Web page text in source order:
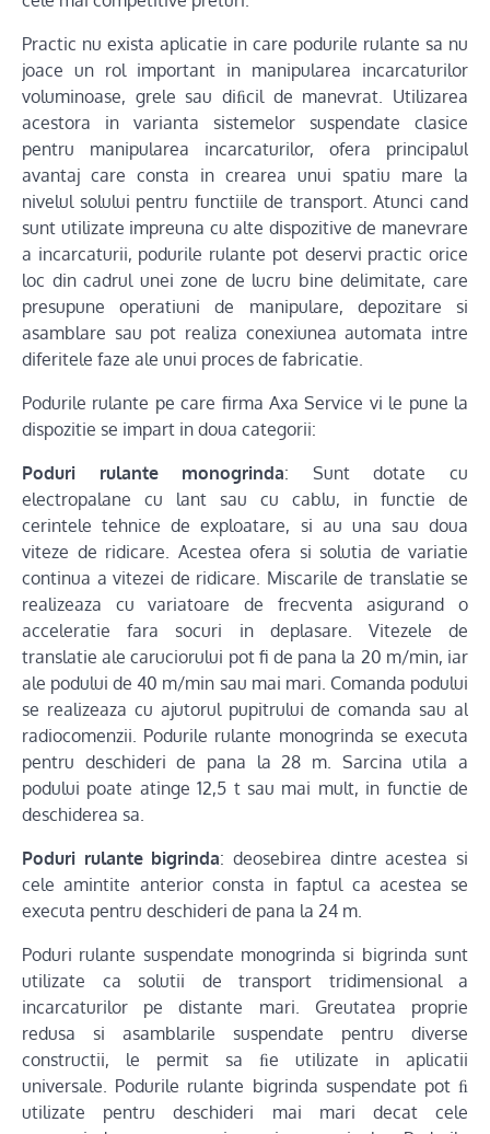
Practic nu exista aplicatie in care podurile rulante sa nu
joace un rol important in manipularea incarcaturilor
voluminoase, grele sau diﬁcil de manevrat. Utilizarea
acestora in varianta sistemelor suspendate clasice
pentru manipularea incarcaturilor, ofera principalul
avantaj care consta in crearea unui spatiu mare la
nivelul solului pentru functiile de transport. Atunci cand
sunt utilizate impreuna cu alte dispozitive de manevrare
a incarcaturii, podurile rulante pot deservi practic orice
loc din cadrul unei zone de lucru bine delimitate, care
presupune operatiuni de manipulare, depozitare si
asamblare sau pot realiza conexiunea automata intre
diferitele faze ale unui proces de fabricatie.
Podurile rulante pe care firma Axa Service vi le pune la
dispozitie se impart in doua categorii:
Poduri rulante monogrinda: Sunt dotate cu
electropalane cu lant sau cu cablu, in functie de
cerintele tehnice de exploatare, si au una sau doua
viteze de ridicare. Acestea ofera si solutia de variatie
continua a vitezei de ridicare. Miscarile de translatie se
realizeaza cu variatoare de frecventa asigurand o
acceleratie fara socuri in deplasare. Vitezele de
translatie ale caruciorului pot fi de pana la 20 m/min, iar
ale podului de 40 m/min sau mai mari. Comanda podului
se realizeaza cu ajutorul pupitrului de comanda sau al
radiocomenzii. Podurile rulante monogrinda se executa
pentru deschideri de pana la 28 m. Sarcina utila a
podului poate atinge 12,5 t sau mai mult, in functie de
deschiderea sa.
Poduri rulante bigrinda: deosebirea dintre acestea si
cele amintite anterior consta in faptul ca acestea se
executa pentru deschideri de pana la 24 m.
Poduri rulante suspendate monogrinda si bigrinda sunt
utilizate ca solutii de transport tridimensional a
incarcaturilor pe distante mari. Greutatea proprie
redusa si asamblarile suspendate pentru diverse
constructii, le permit sa ﬁe utilizate in aplicatii
universale. Podurile rulante bigrinda suspendate pot ﬁ
utilizate pentru deschideri mai mari decat cele